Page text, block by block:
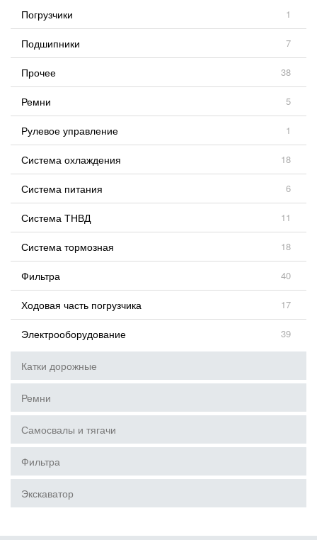
Погрузчики 1
Подшипники 7
Прочее 38
Ремни 5
Рулевое управление 1
Система охлаждения 18
Система питания 6
Система ТНВД 11
Система тормозная 18
Фильтра 40
Ходовая часть погрузчика 17
Электрооборудование 39
Катки дорожные
Ремни
Самосвалы и тягачи
Фильтра
Экскаватор